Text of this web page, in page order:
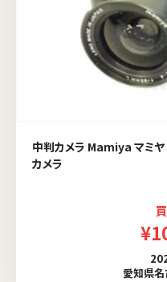
中判カメラ Mamiya マミ
カメラ
愛知県